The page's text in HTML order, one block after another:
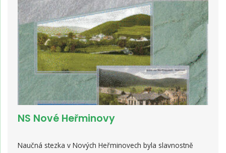
NS Nové Heřminovy
Naučná stezka v Nových Heřminovech byla slavnostně